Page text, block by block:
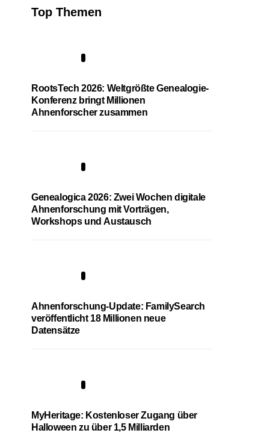
Top Themen
RootsTech 2026: Weltgrößte Genealogie-
Konferenz bringt Millionen
Ahnenforscher zusammen
Genealogica 2026: Zwei Wochen digitale
Ahnenforschung mit Vorträgen,
Workshops und Austausch
Ahnenforschung-Update: FamilySearch
veröffentlicht 18 Millionen neue
Datensätze
MyHeritage: Kostenloser Zugang über
Halloween zu über 1,5 Milliarden